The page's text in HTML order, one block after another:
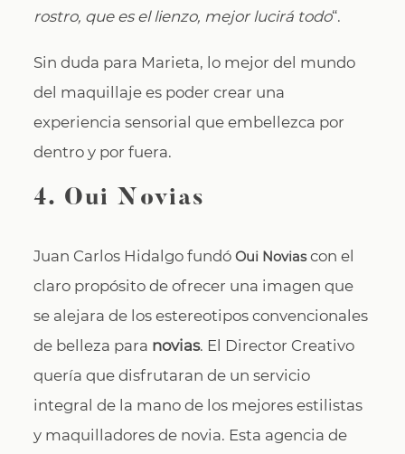
rostro, que es el lienzo, mejor lucirá todo“.
Sin duda para Marieta, lo mejor del mundo
del maquillaje es poder crear una
experiencia sensorial que embellezca por
dentro y por fuera.
4. Oui Novias
Juan Carlos Hidalgo fundó Oui Novias con el
claro propósito de ofrecer una imagen que
se alejara de los estereotipos convencionales
de belleza para novias. El Director Creativo
quería que disfrutaran de un servicio
integral de la mano de los mejores estilistas
y maquilladores de novia. Esta agencia de